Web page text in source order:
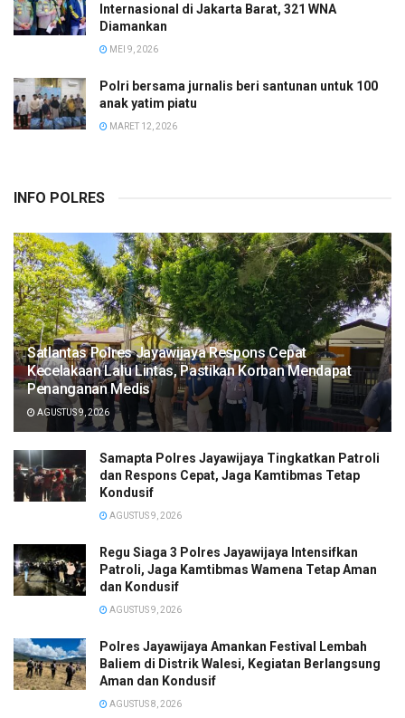
Internasional di Jakarta Barat, 321 WNA
Diamankan
MEI 9, 2026
Polri bersama jurnalis beri santunan untuk 100
anak yatim piatu
MARET 12, 2026
INFO POLRES
Satlantas Polres Jayawijaya Respons Cepat
Kecelakaan Lalu Lintas, Pastikan Korban Mendapat
Penanganan Medis
AGUSTUS 9, 2026
Samapta Polres Jayawijaya Tingkatkan Patroli
dan Respons Cepat, Jaga Kamtibmas Tetap
Kondusif
AGUSTUS 9, 2026
Regu Siaga 3 Polres Jayawijaya Intensifkan
Patroli, Jaga Kamtibmas Wamena Tetap Aman
dan Kondusif
AGUSTUS 9, 2026
Polres Jayawijaya Amankan Festival Lembah
Baliem di Distrik Walesi, Kegiatan Berlangsung
Aman dan Kondusif
AGUSTUS 8, 2026